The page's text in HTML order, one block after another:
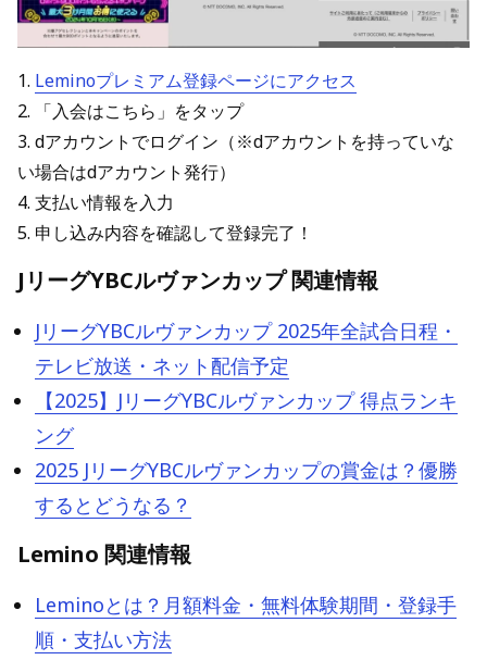
1. Leminoプレミアム登録ページにアクセス
2. 「入会はこちら」をタップ
3. dアカウントでログイン（※dアカウントを持っていな
い場合はdアカウント発行）
4. 支払い情報を入力
5. 申し込み内容を確認して登録完了！
JリーグYBCルヴァンカップ 関連情報
JリーグYBCルヴァンカップ 2025年全試合日程・
テレビ放送・ネット配信予定
【2025】JリーグYBCルヴァンカップ 得点ランキ
ング
2025 JリーグYBCルヴァンカップの賞金は？優勝
するとどうなる？
Lemino 関連情報
Leminoとは？月額料金・無料体験期間・登録手
順・支払い方法